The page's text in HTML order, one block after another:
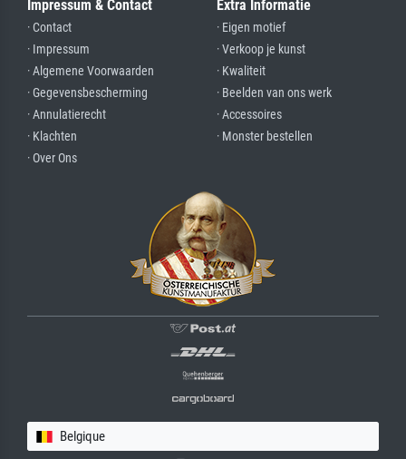
Impressum & Contact
· Contact
· Impressum
· Algemene Voorwaarden
· Gegevensbescherming
· Annulatierecht
· Klachten
· Over Ons
Extra Informatie
· Eigen motief
· Verkoop je kunst
· Kwaliteit
· Beelden van ons werk
· Accessoires
· Monster bestellen
Belgique